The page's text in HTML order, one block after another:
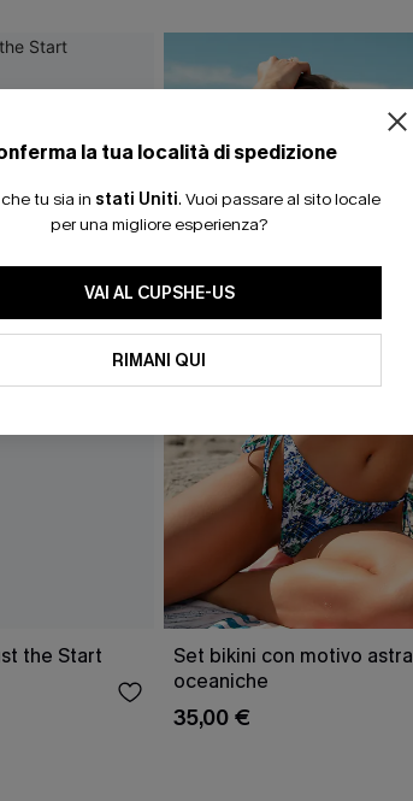
the Start
Set bikini con motivo
oceaniche
35,00 €
la tua località di spedizione
tu sia in stati Uniti. Vuoi passare al sito locale
per una migliore esperienza?
VAI AL CUPSHE-US
RIMANI QUI